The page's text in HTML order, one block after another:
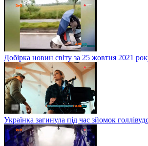
Добірка новин світу за 25 жовтня 2021
Українка загинула під час зйомок